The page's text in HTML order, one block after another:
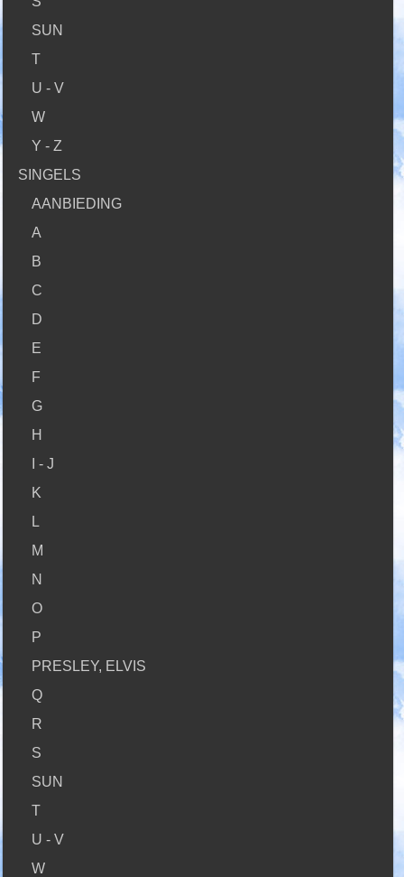
SUN
T
U - V
W
Y - Z
SINGELS
AANBIEDING
A
B
C
D
E
F
G
H
I - J
K
L
M
N
O
P
PRESLEY, ELVIS
Q
R
S
SUN
T
U - V
W